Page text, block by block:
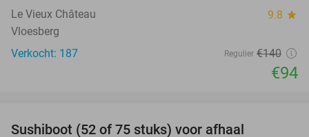
Le Vieux Château 9.8 star
Vloesberg
Verkocht: 187
Regulier €140
€94
Sushiboot (52 of 75 stuks) voor afhaal